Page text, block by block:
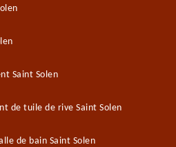
Saint Solen
de tuile de rive Saint Solen
de bain Saint Solen